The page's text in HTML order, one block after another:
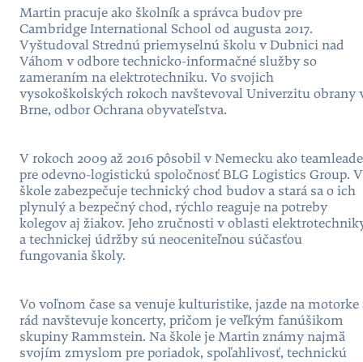
Martin pracuje ako školník a správca budov pre
Cambridge International School od augusta 2017.
Vyštudoval Strednú priemyselnú školu v Dubnici nad
Váhom v odbore technicko-informačné služby so
zameraním na elektrotechniku. Vo svojich
vysokoškolských rokoch navštevoval Univerzitu obrany
Brne, odbor Ochrana obyvateľstva.
V rokoch 2009 až 2016 pôsobil v Nemecku ako
pre odevno-logistickú spoločnosť BLG Logistics Group. V
škole zabezpečuje technický chod budov a stará sa o ich
plynulý a bezpečný chod, rýchlo reaguje na potreby
kolegov aj žiakov. Jeho zručnosti v oblasti
a technickej údržby sú neoceniteľnou súčasťou
fungovania školy.
Vo voľnom čase sa venuje kulturistike, jazde na motorke
rád navštevuje koncerty, pričom je veľkým fanúšikom
skupiny Rammstein. Na škole je Martin známy najmä
svojím zmyslom pre poriadok, spoľahlivosť, technickú